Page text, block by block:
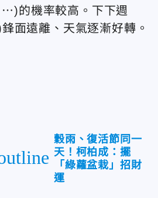
的機率較高。下下週
面遠離、天氣逐漸好轉。
穀雨、復活節同一
天！柯柏成：擺
「綠蘿盆栽」招財
運